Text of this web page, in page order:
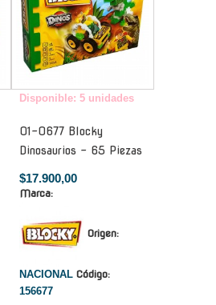
Disponible: 5 unidades
01-0677 Blocky
Dinosaurios - 65 Piezas
$17.900,00
Marca:
Origen:
NACIONAL Código:
156677